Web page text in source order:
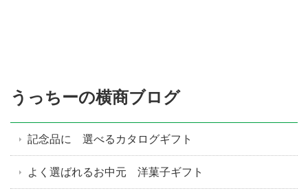
うっちーの横商ブログ
記念品に 選べるカタログギフト
よく選ばれるお中元 洋菓子ギフト